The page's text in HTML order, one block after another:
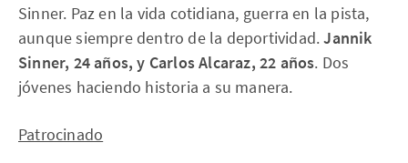
Sinner. Paz en la vida cotidiana, guerra en la pista,
aunque siempre dentro de la deportividad.Jannik
Sinner, 24 años, y Carlos Alcaraz, 22 años. Dos
jóvenes haciendo historia a su manera.
Patrocinado